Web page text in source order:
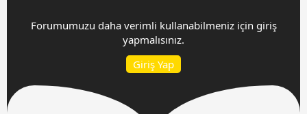
Forumumuzu daha verimli kullanabilmeniz için giriş
yapmalısınız.
Giriş Yap